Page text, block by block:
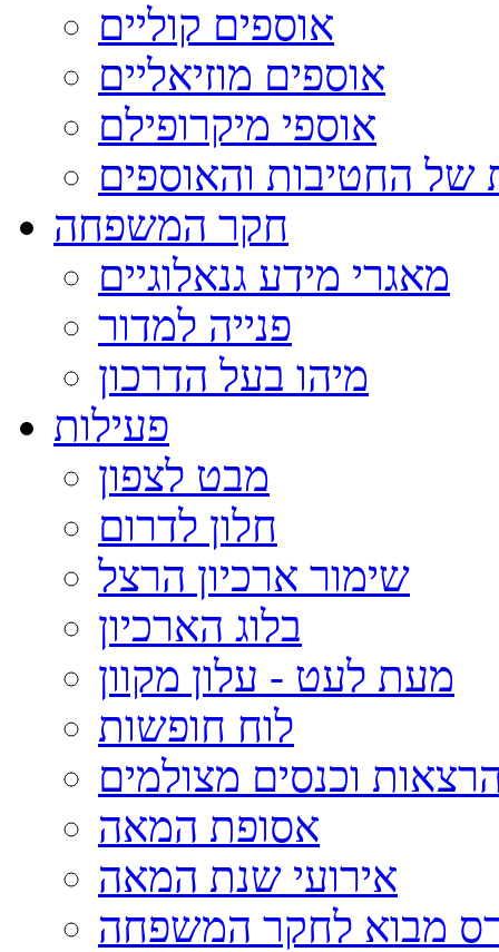
אוספים קוליים
אוספים מוזיאליים
אוספי מיקרופילם
של החטיבות והאוספים
חקר המשפחה
מאגרי מידע גנאלוגיים
פנייה למדור
מיהו בעל הדרכון
פעילות
מבט לצפון
חלון לדרום
שימור ארכיון הרצל
בלוג הארכיון
מעת לעט - עלון מקוון
לוח חופשות
וכנסים מצולמים
אסופת המאה
אירועי שנת המאה
מבוא לחקר המשפחה